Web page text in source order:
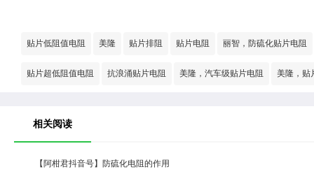
贴片低阻值电阻 美隆 贴片排阻 贴片电阻 丽智，防硫化贴片电阻
贴片超低阻值电阻 抗浪涌贴片电阻 美隆，汽车级贴片电阻 美隆，贴
相关阅读
【阿柑君抖音号】防硫化电阻的作用